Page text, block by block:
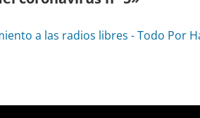
a las radios libres - Todo Por